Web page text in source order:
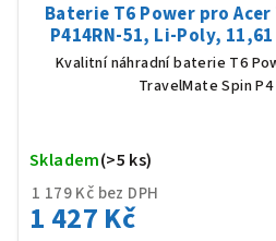
Baterie T6 Power pro
P414RN-51, Li-Poly,
Wh),
Kvalitní náhradní baterie T6
TravelMate Spin P4
1 179 Kč bez DPH
1 427 Kč
Skladem(>5 ks)